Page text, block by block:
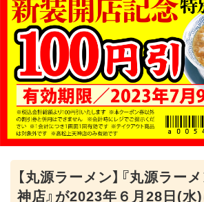
【丸源ラーメン】『丸源ラー
神店』が2023年６⽉28日(水)